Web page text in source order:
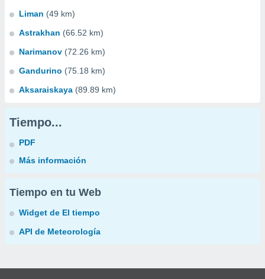
Liman (49 km)
Astrakhan (66.52 km)
Narimanov (72.26 km)
Gandurino (75.18 km)
Aksaraiskaya (89.89 km)
Tiempo...
PDF
Más información
Tiempo en tu Web
Widget de El tiempo
API de Meteorología